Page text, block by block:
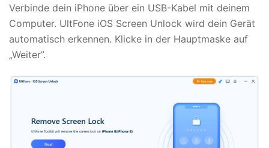
Verbinde dein iPhone über ein USB-Kabel mit deinem
Computer. UltFone iOS Screen Unlock wird dein Gerät
automatisch erkennen. Klicke in der Hauptmaske auf
„Weiter”.